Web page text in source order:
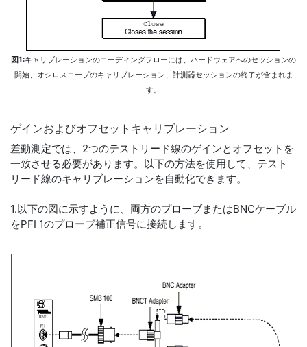
図1:キャリブレーションのコーディングフローには、ハードウェアへのセッションの
開始、オシロスコープのキャリブレーション、計測器セッションの終了が含まれま
す。
ゲイ ンおよびオフセット キ ャ リ ブレーション
差動測定では、2つのテストリード線のゲインとオフセットを
一致させる必要があります。以下の方法を使用して、テスト
リード線のキャリブレーションを自動化できます。
1.以下の図に示すように、両方のプローブまたはBNCケーブル
をPFI 1のプローブ補正信号に接続します。